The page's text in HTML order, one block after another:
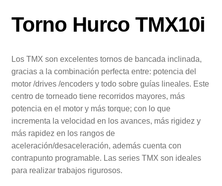
Torno Hurco TMX10i
Los TMX son excelentes tornos de bancada inclinada,
gracias a la combinación perfecta entre: potencia del
motor /drives /encoders y todo sobre guías lineales. Este
centro de torneado tiene recorridos mayores, más
potencia en el motor y más torque; con lo que
incrementa la velocidad en los avances, más rigidez y
más rapidez en los rangos de
aceleración/desaceleración, además cuenta con
contrapunto programable. Las series TMX son ideales
para realizar trabajos rigurosos.